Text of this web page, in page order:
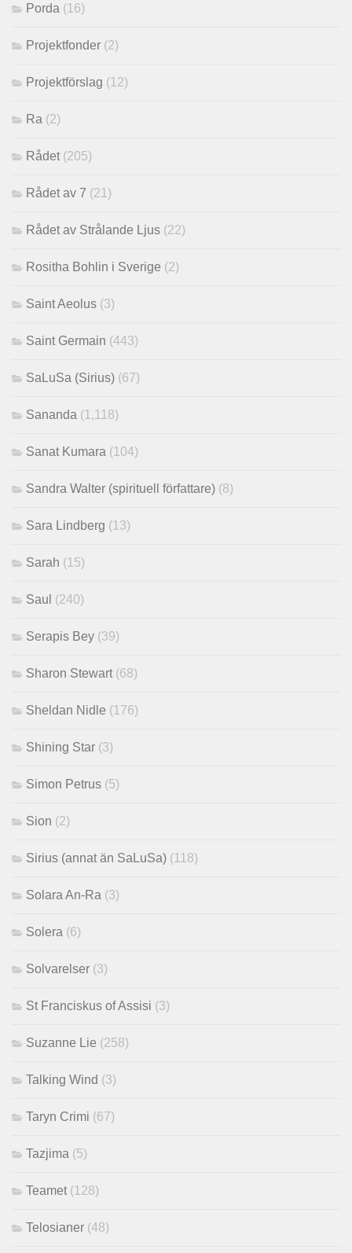
Porda (16)
Projektfonder (2)
Projektförslag (12)
Ra (2)
Rådet (205)
Rådet av 7 (21)
Rådet av Strålande Ljus (22)
Rositha Bohlin i Sverige (2)
Saint Aeolus (3)
Saint Germain (443)
SaLuSa (Sirius) (67)
Sananda (1,118)
Sanat Kumara (104)
Sandra Walter (spirituell författare) (8)
Sara Lindberg (13)
Sarah (15)
Saul (240)
Serapis Bey (39)
Sharon Stewart (68)
Sheldan Nidle (176)
Shining Star (3)
Simon Petrus (5)
Sion (2)
Sirius (annat än SaLuSa) (118)
Solara An-Ra (3)
Solera (6)
Solvarelser (3)
St Franciskus of Assisi (3)
Suzanne Lie (258)
Talking Wind (3)
Taryn Crimi (67)
Tazjima (5)
Teamet (128)
Telosianer (48)